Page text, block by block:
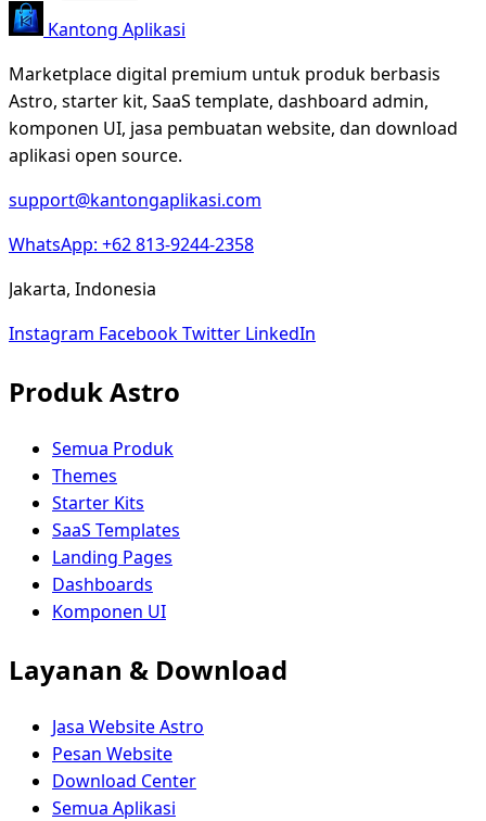
Kantong Aplikasi
Marketplace digital premium untuk produk berbasis
Astro, starter kit, SaaS template, dashboard admin,
komponen UI, jasa pembuatan website, dan download
aplikasi open source.
support@kantongaplikasi.com
WhatsApp: +62 813-9244-2358
Jakarta, Indonesia
Instagram FacebookTwitter LinkedIn
Produk Astro
Semua Produk
Themes
Starter Kits
SaaS Templates
Landing Pages
Dashboards
Komponen UI
Layanan & Download
Jasa Website Astro
Pesan Website
Download Center
Semua Aplikasi